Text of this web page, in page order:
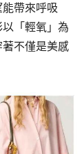
帶來呼吸
「輕氧」為
不僅是美感